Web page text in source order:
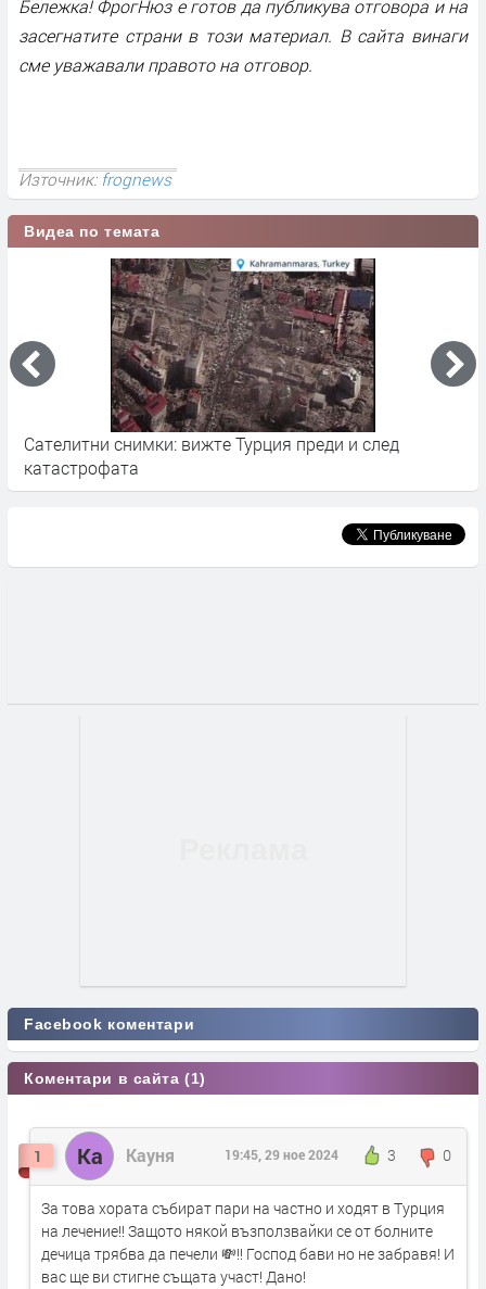
Бележка! ФрогНюз е готов да публикува отговора и на
засегнатите страни в този материал. В сайта винаги
сме уважавали правото на отговор.
Източник:frognews
Видеа по темата
Сателитни снимки: вижте Турция преди и след
катастрофата
Facebook коментари
Коментари в сайта (1)
1 Ка Кауня 3 0
19:45, 29 ное 2024
За това хората събират пари на частно и ходят в Турция
на лечение!! Защото някой възползвайки се от болните
дечица трябва да печели 💸!! Господ бави но не забравя! И
вас ще ви стигне същата участ! Дано!